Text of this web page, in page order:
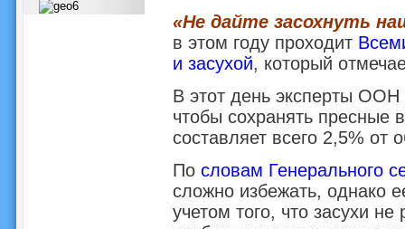
«Не дайте засохнуть
в этом году проходит
и засухой, который
В этот день эксперты
чтобы сохранять пресные
составляет всего 2,5% от
По словам Генерального
сложно избежать, однако
учетом того, что засухи